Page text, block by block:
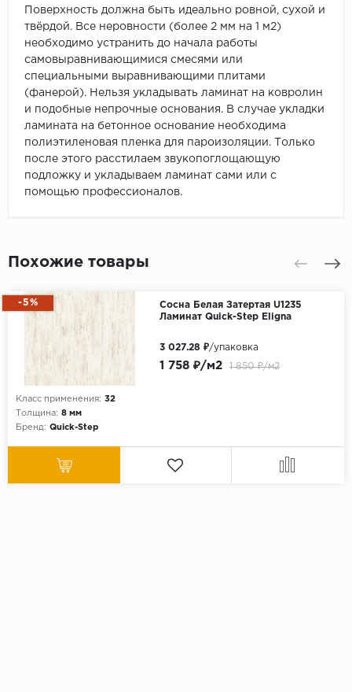
Поверхность должна быть идеально ровной, сухой и
твёрдой. Все неровности (более 2 мм на 1 м2)
необходимо устранить до начала работы
самовыравнивающимися смесями или
специальными выравнивающими плитами
(фанерой). Нельзя укладывать ламинат на ковролин
и подобные непрочные основания. В случае укладки
ламината на бетонное основание необходима
полиэтиленовая пленка для пароизоляции. Только
после этого расстилаем звукопоглощающую
подложку и укладываем ламинат сами или с
помощью профессионалов.
Похожие товары
-5%
Сосна Белая Затертая U1235
Ламинат Quick-Step Eligna
Класс применения: 32
Толщина: 8 мм
Бренд: Quick-Step
1 758 ₽/м2 1 850 ₽/м2
3 027.28 ₽/упаковка